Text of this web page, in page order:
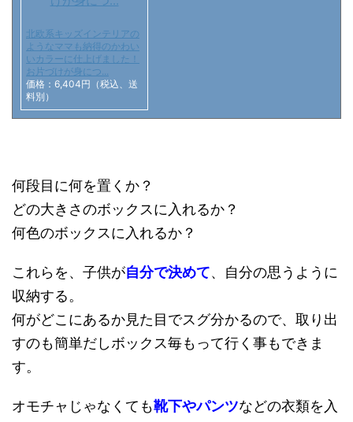
北欧系キッズインテリアの
ようなママも納得のかわい
いカラーに仕上げました！
お片づけが身につ...
価格：6,404円（税込、送
料別）
何段目に何を置くか？
どの大きさのボックスに入れるか？
何色のボックスに入れるか？
これらを、子供が自分で決めて、自分の思うように
収納する。
何がどこにあるか見た目でスグ分かるので、取り出
すのも簡単だしボックス毎もって行く事もできま
す。
オモチャじゃなくても靴下やパンツなどの衣類を入